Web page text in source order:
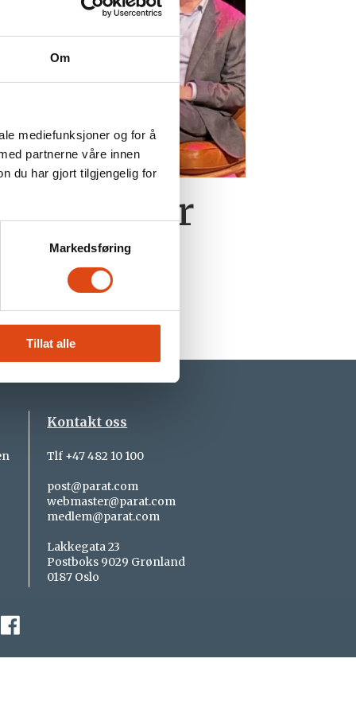
Om
mediefunksjoner og for å
partnerne våre innen
du har gjort tilgjengelig for
Markedsføring
Tillat alle
for
Kontakt oss
Tlf +47 482 10 100
post@parat.com
webmaster@parat.com
medlem@parat.com
Lakkegata 23
Postboks 9029 Grønland
0187 Oslo